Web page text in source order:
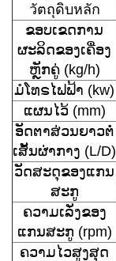
วัตถุดิบหลัก
ຂອບເຂດການ
ຜະລິດຂອງເຄື່ອງ
ຫຼັກຄູ່ (kg/h)
ມໍໂທຣໄຟຟ້າ (kw)
ແຜນໄວ້ (mm)
ອັດຕາສ່ວນຍາວຕໍ່
ເສັ້ນຜ່າກາງ (L/D)
ວັດສະດຸຂອງແກນ
ສະກູ
ຄວາມເລັ່ງຂອງ
ແກນສະກູ (rpm)
ຄວາມໄວສູງສຸດ